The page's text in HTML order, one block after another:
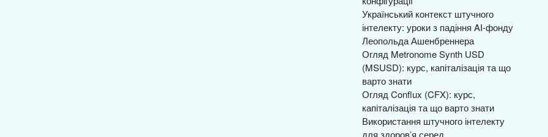
Український контекст штучного
інтелекту: уроки з падіння AI-фонду
Леопольда Ашенбреннера
Огляд Metronome Synth USD
(MSUSD): курс, капіталізація та що
варто знати
Огляд Conflux (CFX): курс,
капіталізація та що варто знати
Використання штучного інтелекту
для здоров’я серед